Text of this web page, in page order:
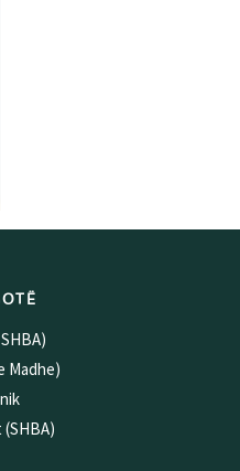
Madhe)